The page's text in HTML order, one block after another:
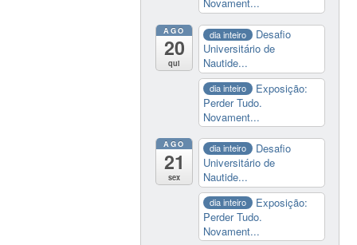
AGO
20
qui
dia inteiro
Desafio
Universitário de
Nautide...
dia inteiro
Exposição:
Perder Tudo.
Novament...
AGO
21
sex
dia inteiro
Desafio
Universitário de
Nautide...
dia inteiro
Exposição:
Perder Tudo.
Novament...